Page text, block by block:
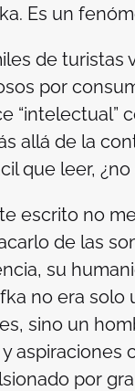
Es un
de turistas
por
“intelectual”
allá de la
que leer,
escrito no
de las
su
no era
sino un
aspiraciones
por